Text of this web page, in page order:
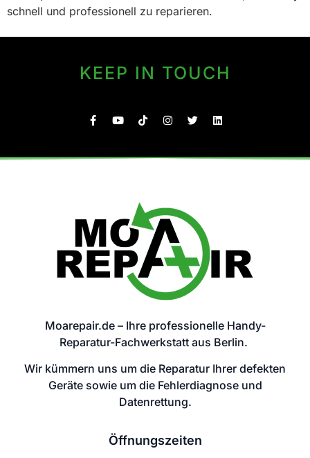
schnell und professionell zu reparieren.
KEEP IN TOUCH
Moarepair.de – Ihre professionelle Handy-
Reparatur-Fachwerkstatt aus Berlin.
Wir kümmern uns um die Reparatur Ihrer defekten
Geräte sowie um die Fehlerdiagnose und
Datenrettung.
Öffnungszeiten